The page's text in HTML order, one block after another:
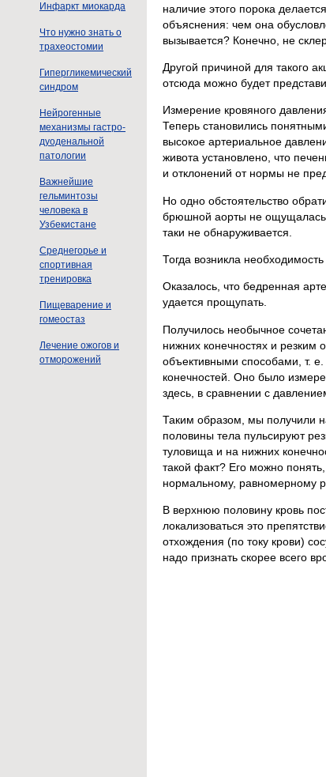
Инфаркт миокарда
Что нужно знать о
трахеостомии
Гипергликемический
синдром
Нейрогенные
механизмы гастро-
дуоденальной
патологии
Важнейшие
гельминтозы
человека в
Узбекистане
Среднегорье и
спортивная
тренировка
Пищеварение и
гомеостаз
Лечение ожогов и
отморожений
наличие этого порока
объяснения: чем она
вызывается? Конечно, не
Другой причиной для такого
отсюда можно будет
Измерение кровяного
Теперь становились
высокое артериальное
живота установлено, что
и отклонений от нормы не
Но одно обстоятельство
брюшной аорты не
таки не обнаруживается.
Тогда возникла
Оказалось, что бедренная
удается прощупать.
Получилось необычное
нижних конечностях и
объективными способами, т.
конечностей. Оно было
здесь, в сравнении с
Таким образом, мы получили
половины тела пульсируют
туловища и на нижних
такой факт? Его можно
нормальному, равномерному
В верхнюю половину кровь
локализоваться это
отхождения (по току крови)
надо признать скорее всего